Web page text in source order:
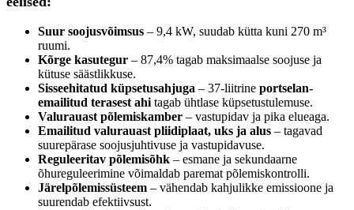
Suur soojusvõimsus – 9,4 kW, suudab kütta kuni 270 m³
ruumi.
Kõrge kasutegur – 87,4% tagab maksimaalse soojuse ja
kütuse säästlikkuse.
Sisseehitatud küpsetusahjuga – 37-liitrine portselan-
emailitud terasest ahi tagab ühtlase küpsetustulemuse.
Valurauast põlemiskamber – vastupidav ja pika elueaga.
Emailitud valurauast pliidiplaat, uks ja alus – tagavad
suurepärase soojusjuhtivuse ja vastupidavuse.
Reguleeritav põlemisõhk – esmane ja sekundaarne
õhureguleerimine võimaldab paremat põlemiskontrolli.
Järelpõlemissüsteem – vähendab kahjulikke emissioone ja
suurendab efektiivsust.